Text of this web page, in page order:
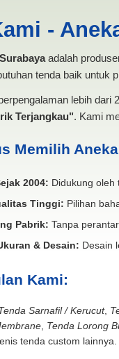
-
adalah
tenda baik untuk
lebih
Terjangkau". Kami
Memilih
2004: Didukung oleh
Tinggi: Pilihan
Pabrik: Tanpa
& Desain: Desain
Kami:
Sarnafil / Kerucut,
, Tenda Lorong
tenda custom lainnya.